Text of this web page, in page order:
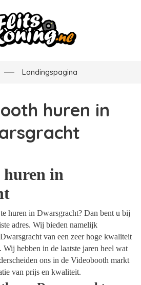
Landingspagina
huren in
huren in
huren in Dwarsgracht? Dan bent u bij
adres. Wij bieden namelijk
van een zeer hoge kwaliteit
Wij hebben in de laatste jaren heel wat
ons in de Videobooth markt
van prijs en kwaliteit.